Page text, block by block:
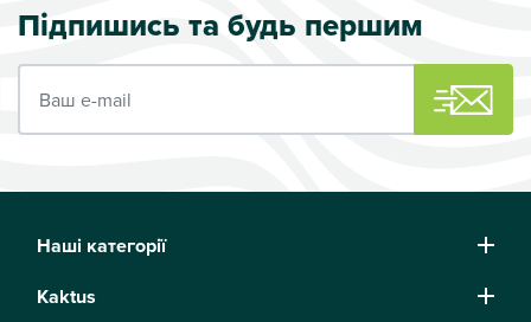
Підпишись та будь першим
Наші категорії
Kaktus